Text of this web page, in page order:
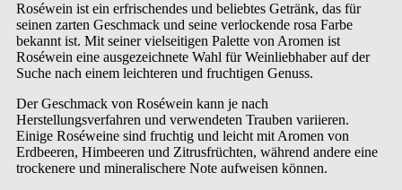
Roséwein ist ein erfrischendes und beliebtes Getränk, das für
seinen zarten Geschmack und seine verlockende rosa Farbe
bekannt ist. Mit seiner vielseitigen Palette von Aromen ist
Roséwein eine ausgezeichnete Wahl für Weinliebhaber auf der
Suche nach einem leichteren und fruchtigen Genuss.
Der Geschmack von Roséwein kann je nach
Herstellungsverfahren und verwendeten Trauben variieren.
Einige Roséweine sind fruchtig und leicht mit Aromen von
Erdbeeren, Himbeeren und Zitrusfrüchten, während andere eine
trockenere und mineralischere Note aufweisen können.